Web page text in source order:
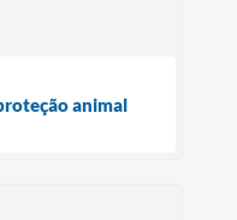
animal